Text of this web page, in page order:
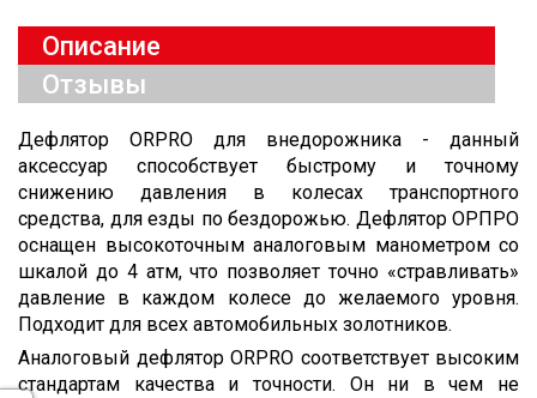
Описание
Отзывы
Дефлятор ORPRO для внедорожника - данный
аксессуар способствует быстрому и точному
снижению давления в колесах транспортного
средства, для езды по бездорожью. Дефлятор ОРПРО
оснащен высокоточным аналоговым манометром со
шкалой до 4 атм, что позволяет точно «стравливать»
давление в каждом колесе до желаемого уровня.
Подходит для всех автомобильных золотников.
Аналоговый дефлятор ORPRO соответствует высоким
стандартам качества и точности. Он ни в чем не